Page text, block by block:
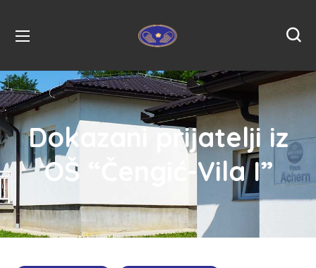
Dokazani prijatelji iz
OŠ “Čengić-Vila I”